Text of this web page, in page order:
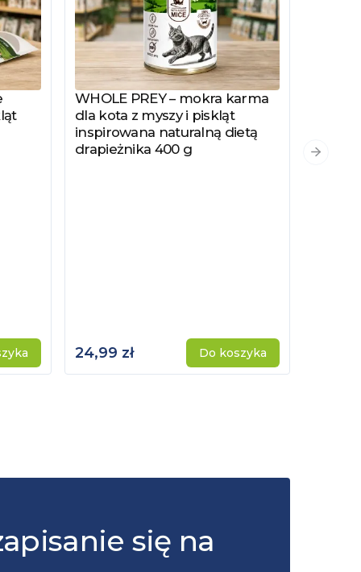
Zobacz produkt
WHOLE PREY – mokra karma
dla kota z myszy i piskląt
inspirowana naturalną dietą
drapieżnika 400 g
24,99 zł Do koszyka
się na